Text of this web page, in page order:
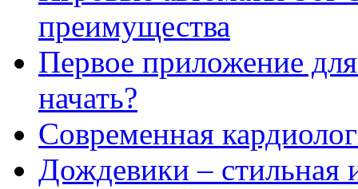
преимущества
Первое приложение
начать?
Современная
Дождевики – стильная